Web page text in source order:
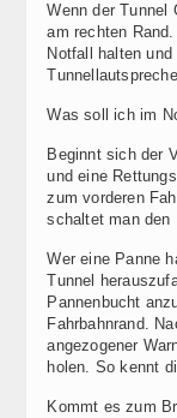
Wenn der Tunnel
am rechten
Notfall halten
Was soll ich im
Beginnt sich der
und eine
zum vorderen
schaltet man den
Wer eine Panne
Tunnel
Pannenbucht
Fahrbahnrand.
angezogener
holen. So kennt
Kommt es zum